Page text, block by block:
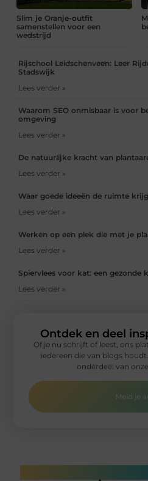
Slim je Oranje-outfit
samenstellen voor een
wedstrijd
Rijschool Leidschenveen: Leer
Stadswijk
Lees verder »
Waarom SEO onmisbaar is voor
omgeving
Lees verder »
De natuurlijke kracht van
Lees verder »
Waar goede ideeën de ruimte
Lees verder »
Werken op een plek die met je
Lees verder »
Spiervlees voor kat: een gezonde
Lees verder »
Ontdek en deel
Of je nu schrijft of leest, ons
iedereen die van blogs
onderdeel van
Meld je